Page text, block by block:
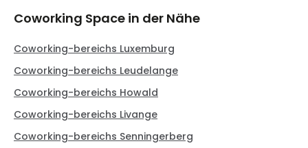
Coworking Space in der Nähe
Coworking-bereichs Luxemburg
Coworking-bereichs Leudelange
Coworking-bereichs Howald
Coworking-bereichs Livange
Coworking-bereichs Senningerberg